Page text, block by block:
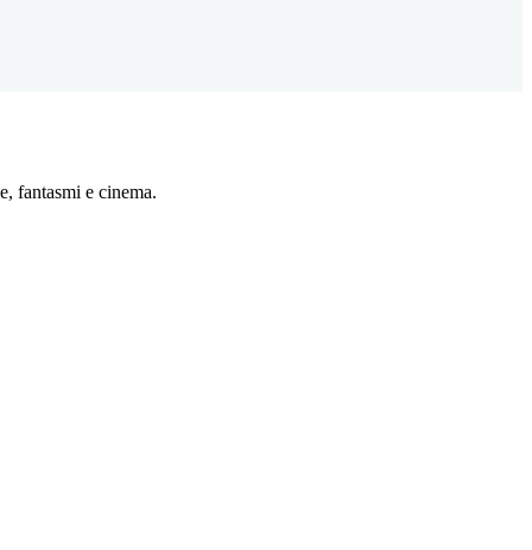
fantasmi e cinema.